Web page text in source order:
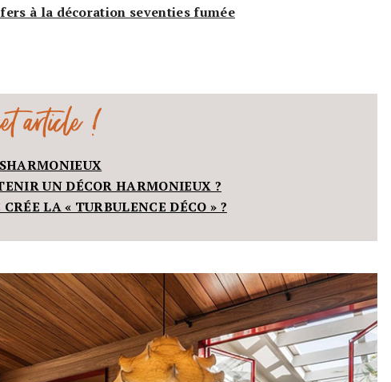
à la décoration seventies fumée
article !
UN DÉCOR HARMONIEUX ?
LA « TURBULENCE DÉCO » ?